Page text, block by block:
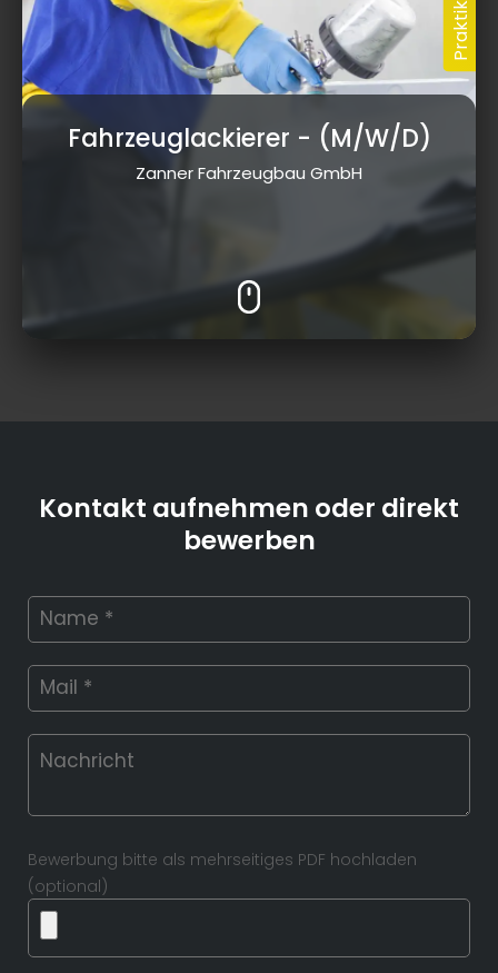
Fahrzeuglackierer - (M/W/D)
Zanner Fahrzeugbau GmbH
Kontakt aufnehmen oder direkt
bewerben
Bewerbung bitte als mehrseitiges PDF hochladen
(optional)